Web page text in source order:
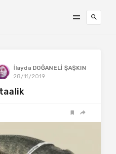
İlayda DOĞANELİ ŞAŞKIN
28/11/2019